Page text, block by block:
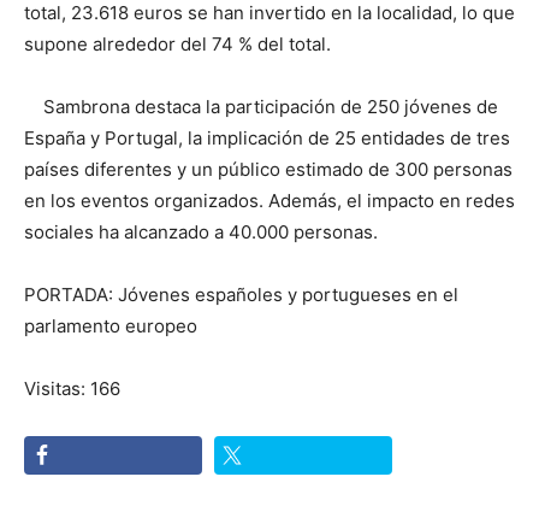
total, 23.618 euros se han invertido en la localidad, lo que
supone alrededor del 74 % del total.
Sambrona destaca la participación de 250 jóvenes de
España y Portugal, la implicación de 25 entidades de tres
países diferentes y un público estimado de 300 personas
en los eventos organizados. Además, el impacto en redes
sociales ha alcanzado a 40.000 personas.
PORTADA: Jóvenes españoles y portugueses en el
parlamento europeo
Visitas: 166